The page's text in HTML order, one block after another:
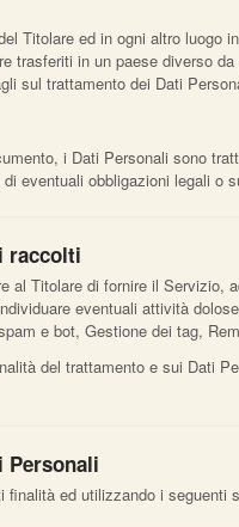
Titolare ed in ogni altro
trasferiti in un paese diverso
sul trattamento dei Dati
i Dati Personali sono
eventuali obbligazioni legali o
raccolti
al Titolare di fornire il
eventuali attività
e bot, Gestione dei tag,
del trattamento e sui Dati
Personali
finalità ed utilizzando i seguenti